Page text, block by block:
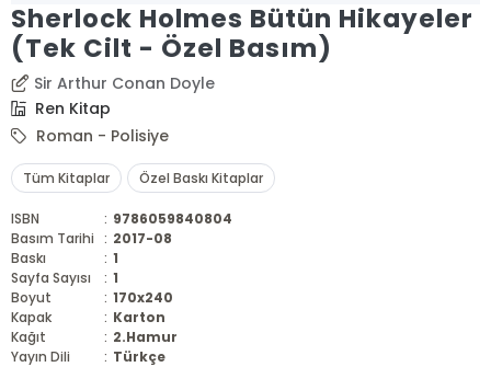
Sherlock Holmes Bütün Hikayeler
(Tek Cilt - Özel Basım)
Sir Arthur Conan Doyle
Ren Kitap
Roman - Polisiye
Tüm Kitaplar Özel Baskı Kitaplar
ISBN : 9786059840804
Basım Tarihi : 2017-08
Baskı
: 1
Sayfa Sayısı
: 1
Boyut
: 170x240
Kapak
: Karton
Kağıt
: 2.Hamur
Yayın Dili
: Türkçe